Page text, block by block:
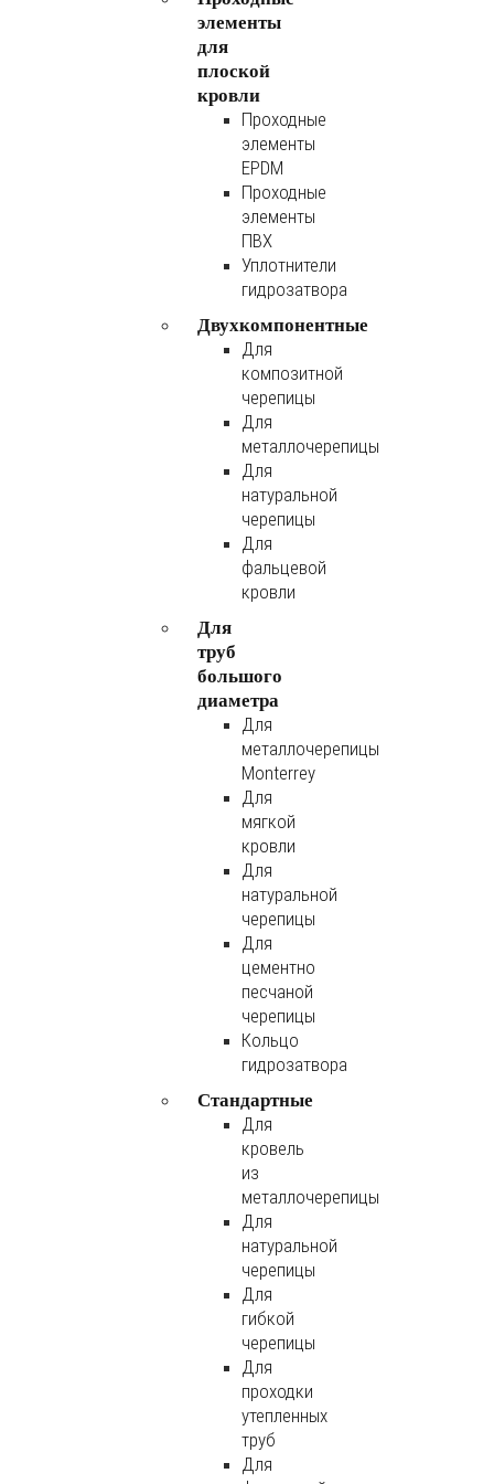
элементы
для
плоской
кровли
Проходные
элементы
EPDM
Проходные
элементы
ПВХ
Уплотнители
гидрозатвора
Двухкомпонентные
Для
композитной
черепицы
Для
металлочерепицы
Для
натуральной
черепицы
Для
фальцевой
кровли
Для
труб
большого
диаметра
Для
металлочерепицы
Monterrey
Для
мягкой
кровли
Для
натуральной
черепицы
Для
цементно
песчаной
черепицы
Кольцо
гидрозатвора
Стандартные
Для
кровель
из
металлочерепицы
Для
натуральной
черепицы
Для
гибкой
черепицы
Для
проходки
утепленных
труб
Для